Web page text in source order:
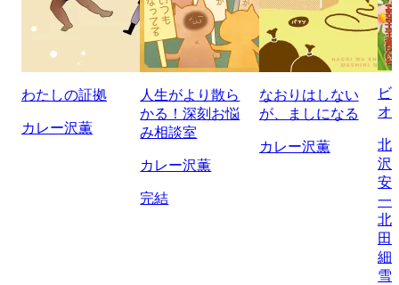
わたしの証拠
カレー沢薫
人生がより散ら
かる！深刻お悩
み相談室
カレー沢薫
完結
なおりはしない
が、ましになる
カレー沢薫
ビ
オ
北
沢
安
一/
北
田
細
雪